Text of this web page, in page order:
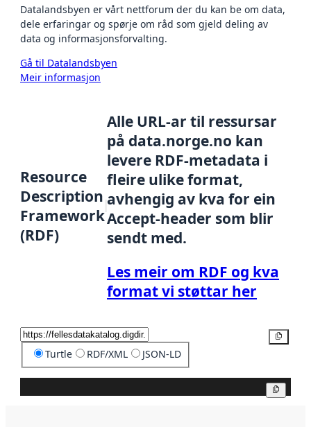
Datalandsbyen er vårt nettforum der du kan be om data,
dele erfaringar og spørje om råd som gjeld deling av
data og informasjonsforvalting.
Gå til Datalandsbyen
Meir informasjon
Resource
Description
Framework
(RDF)
Alle URL-ar til ressursar
på data.norge.no kan
levere RDF-metadata i
fleire ulike format,
avhengig av kva for ein
Accept-header som blir
sendt med.
Les meir om RDF og kva
format vi støttar her
Turtle RDF/XML JSON-LD